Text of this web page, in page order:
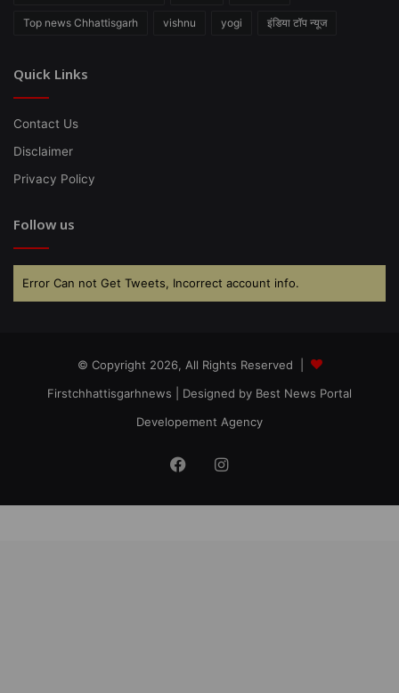
Top news Chhattisgarh vishnu yogi इंडिया टॉप न्यूज
Quick Links
Contact Us
Disclaimer
Privacy Policy
Follow us
Error Can not Get Tweets, Incorrect account info.
© Copyright 2026, All Rights Reserved |
Firstchhattisgarhnews | Designed by Best News Portal
Developement Agency
FacebookInstagram